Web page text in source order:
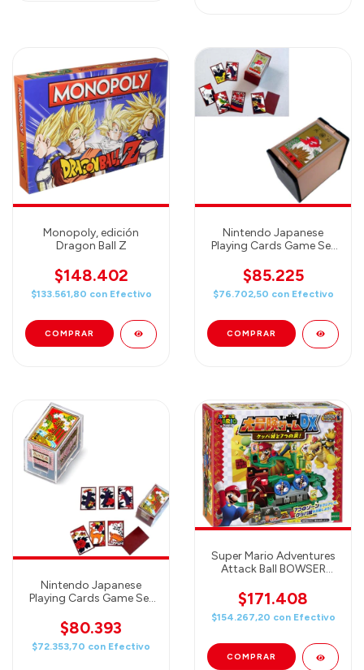
Monopoly, edición
Dragon Ball Z
$148.402
$133.561,80 con Efectivo
Nintendo Japanese
Playing Cards Game Set
TENGU RED
$85.225
$76.702,50 con Efectivo
Nintendo Japanese
Playing Cards Game Set
Hana RED
$80.393
$72.353,70 con Efectivo
Super Mario Adventures
Attack Ball BOWSER
Epoch Games
$171.408
$154.267,20 con Efectivo